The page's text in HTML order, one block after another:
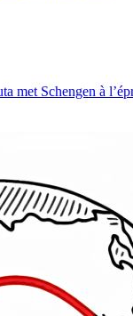
met Schengen à